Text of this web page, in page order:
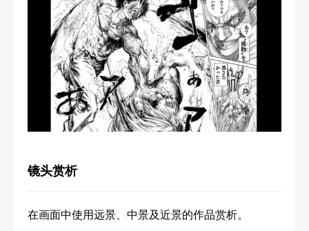
镜头赏析
在画面中使用远景、中景及近景的作品赏析。